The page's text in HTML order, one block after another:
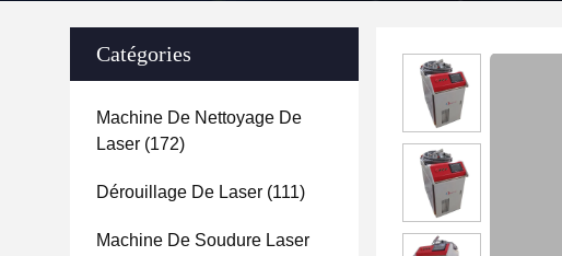
Catégories
Machine De Nettoyage De
Laser (172)
Dérouillage De Laser (111)
Machine De Soudure Laser